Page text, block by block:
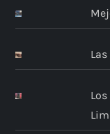
n
d